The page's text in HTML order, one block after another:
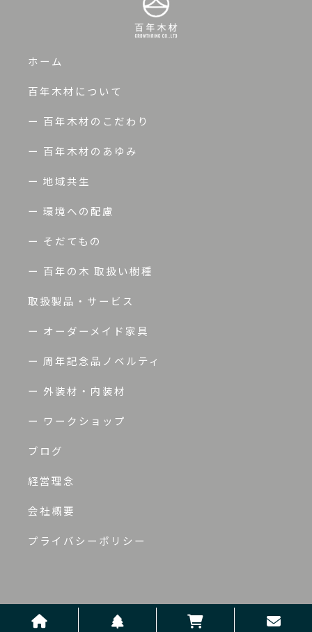
ホーム
百年木材について
ー 百年木材のこだわり
ー 百年木材のあゆみ
ー 地域共生
ー 環境への配慮
ー そだてもの
ー 百年の木 取扱い樹種
取扱製品・サービス
ー オーダーメイド家具
ー 周年記念品ノベルティ
ー 外装材・内装材
ー ワークショップ
ブログ
経営理念
会社概要
プライバシーポリシー